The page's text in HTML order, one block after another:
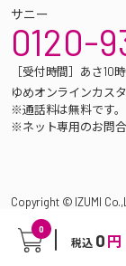
0
税込 0 円
サニー
0120-
［受付時間］あさ10
ゆめオンラインカス
※通話料は無料です。
※ネット専用のお問
Copyright © IZUMI